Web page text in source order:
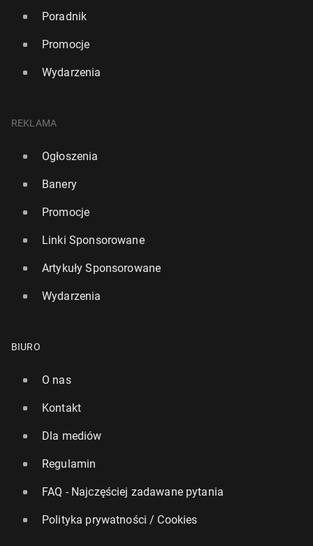
Poradnik
Promocje
Wydarzenia
REKLAMA
Ogłoszenia
Banery
Promocje
Linki Sponsorowane
Artykuły Sponsorowane
Wydarzenia
BIURO
O nas
Kontakt
Dla mediów
Regulamin
FAQ - Najczęściej zadawane pytania
Polityka prywatności / Cookies